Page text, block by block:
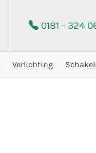
0181 - 324
Verlichting